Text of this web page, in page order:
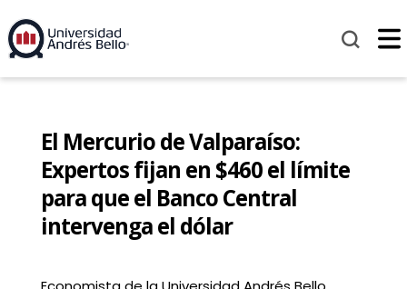
El Mercurio de Valparaíso:
Expertos fijan en $460 el límite
para que el Banco Central
intervenga el dólar